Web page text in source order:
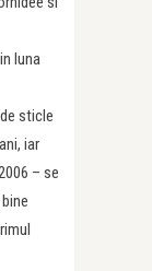
luna
sticle
iar
– se